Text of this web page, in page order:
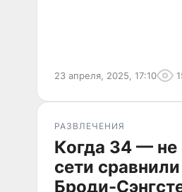
23 апреля, 2025, 17:10
РАЗВЛЕЧЕНИЯ
Когда 34 — не
сети
Броди-